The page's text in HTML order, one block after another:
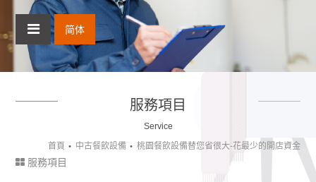
简体
服務項目
Service
首頁
中古餐飲設備 桃園餐飲設備替您省很大-花最少的開店資金
服務項目